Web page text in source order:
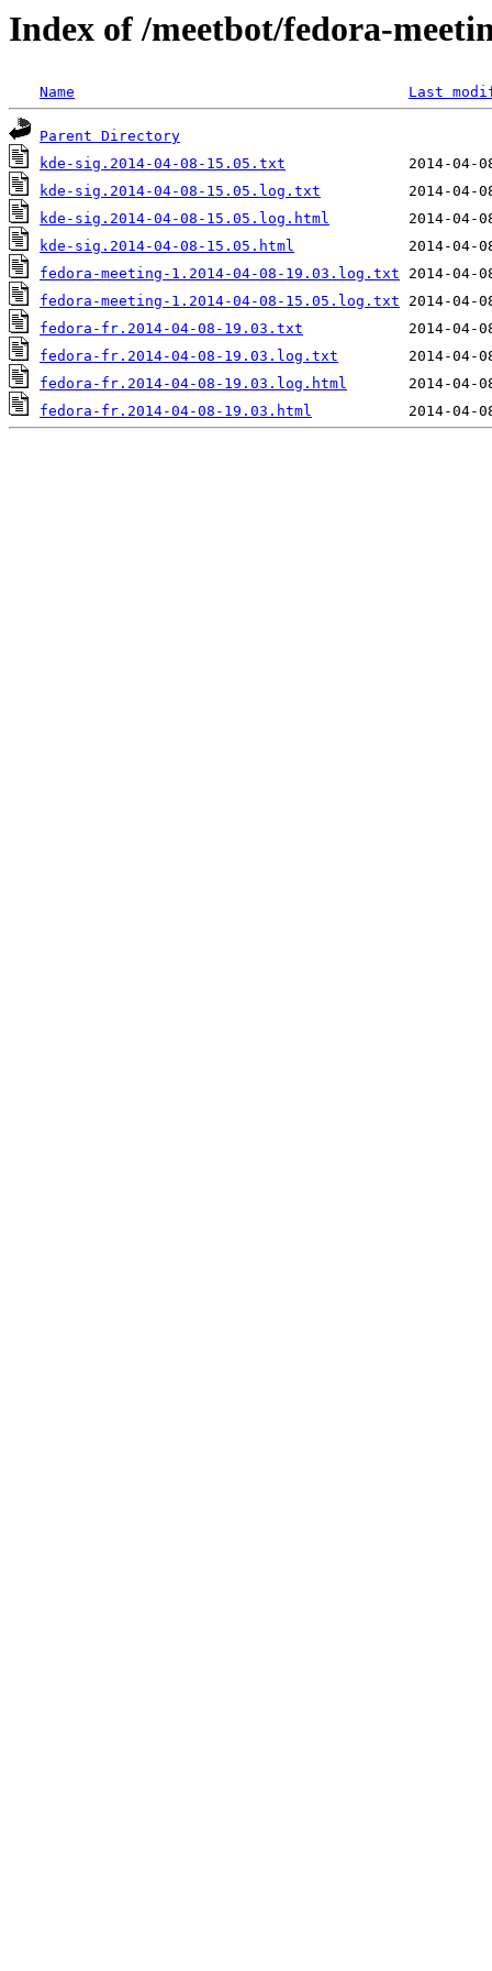
Index of /meetbot/fedora-
Name Last
Parent Directory
kde-sig.2014-04-08-15.05.txt
kde-sig.2014-04-08-15.05.log.txt
kde-sig.2014-04-08-15.05.log.html
kde-sig.2014-04-08-15.05.html
fedora-meeting-1.2014-04-08-19.03.log.txt
fedora-meeting-1.2014-04-08-15.05.log.txt
fedora-fr.2014-04-08-19.03.txt
fedora-fr.2014-04-08-19.03.log.txt
fedora-fr.2014-04-08-19.03.log.html
fedora-fr.2014-04-08-19.03.html